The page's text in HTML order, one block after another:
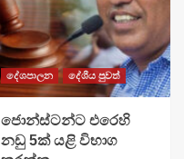
දේශපාලන දේශීය පුවත්
ජොන්ස්ටන්ට එරෙහි
නඩු 5ක් යළි විභාග